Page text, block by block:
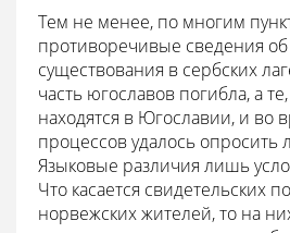
Тем не менее, по многим
противоречивые сведения об
существования в сербских
часть югославов погибла, а
находятся в Югославии, и во
процессов удалось
Языковые различия лишь
Что касается свидетельских
норвежских жителей, то на